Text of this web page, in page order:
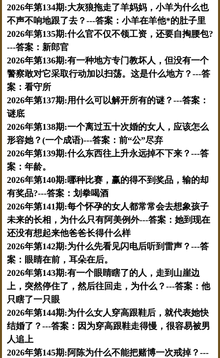
2026年第134期:大灰狼拖走了羊妈妈，小羊为什么也
不声不响地跟了去？---答案：小羊在羊他*的肚子里
2026年第135期:什么官不仅不领工资，还要自掏腰包?
---答案：新郎官
2026年第136期:有一种地方专门教坏人，但没有一个
警察敢对它采取行动加以扫荡。这是什么地方？---答
案：看守所
2026年第137期:用什么可以解开所有的谜？---答案：
谜底
2026年第138期:一个离过五十次婚的女人，应该怎么
形容她？(一个成语)---答案：前“公”尽弃
2026年第139期:什么东西往上升永远掉不下来？---答
案：年龄。
2026年第140期:哪种比赛，赢的得不到奖品，输的却
有奖品?---答案：划拳喝酒
2026年第141期:每个怀孕的女人都常常会去想象孩子
未来的长相，为什么只有阿美例外---答案：她到现在
还没有想起来他爸爸长得什么样
2026年第142期:为什么先看见闪电后听到雷声？---答
案：眼睛在前，耳朵在后。
2026年第143期:有一个眼睛瞎了的人，走到山崖边
上，突然停住了，然后往回走，为什么？---答案：他
只瞎了一只眼
2026年第144期:为什么女人穿高跟鞋后，就代表她快
结婚了？---答案：因为穿高跟鞋走得慢，很容易被男
人追上
2026年第145期:阿陈为什么不能把赌博一次戒掉？---